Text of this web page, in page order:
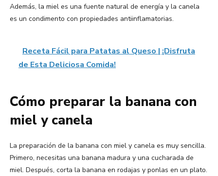
Además, la miel es una fuente natural de energía y la canela
es un condimento con propiedades antiinflamatorias.
Receta Fácil para Patatas al Queso | ¡Disfruta
de Esta Deliciosa Comida!
Cómo preparar la banana con
miel y canela
La preparación de la banana con miel y canela es muy sencilla.
Primero, necesitas una banana madura y una cucharada de
miel. Después, corta la banana en rodajas y ponlas en un plato.